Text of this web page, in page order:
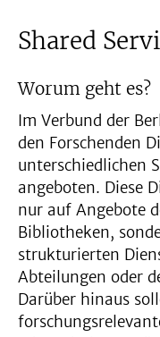
Shared
Worum geht es?
Im Verbund der
den Forschenden
unterschiedlichen
angeboten. Diese
nur auf Angebote
Bibliotheken,
strukturierten
Abteilungen oder
Darüber hinaus